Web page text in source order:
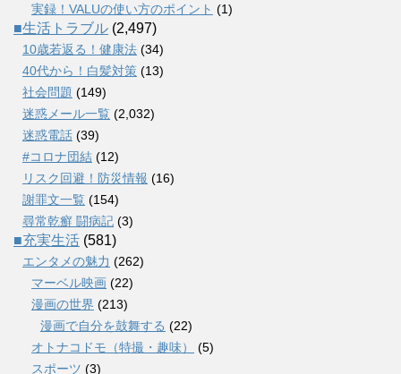
実録！VALUの使い方のポイント (1)
■生活トラブル (2,497)
10歳若返る！健康法 (34)
40代から！白髪対策 (13)
社会問題 (149)
迷惑メール一覧 (2,032)
迷惑電話 (39)
#コロナ団結 (12)
リスク回避！防災情報 (16)
謝罪文一覧 (154)
尋常乾癬 闘病記 (3)
■充実生活 (581)
エンタメの魅力 (262)
マーベル映画 (22)
漫画の世界 (213)
漫画で自分を鼓舞する (22)
オトナコドモ（特撮・趣味）
(5)
スポーツ (3)